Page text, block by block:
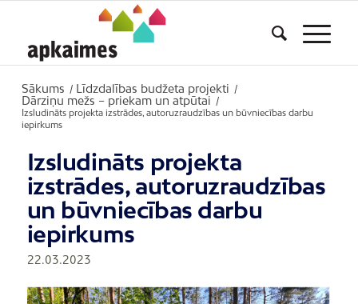
Sākums / Līdzdalības budžeta projekti /
Dārziņu mežs – priekam un atpūtai
/
Izsludināts projekta izstrādes, autoruzraudzības un būvniecības darbu
iepirkums
Izsludināts projekta
izstrādes, autoruzraudzības
un būvniecības darbu
iepirkums
22.03.2023